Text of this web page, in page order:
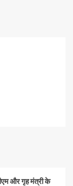
और गृह मंत्री के